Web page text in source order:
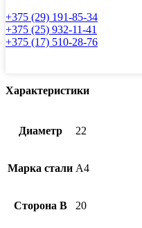
814068
22
мм
+375 (29) 191-85-34
+375 (25) 932-11-41
+375 (17) 510-28-76
Характеристики
Диаметр 22
Марка стали А4
Сторона B 20